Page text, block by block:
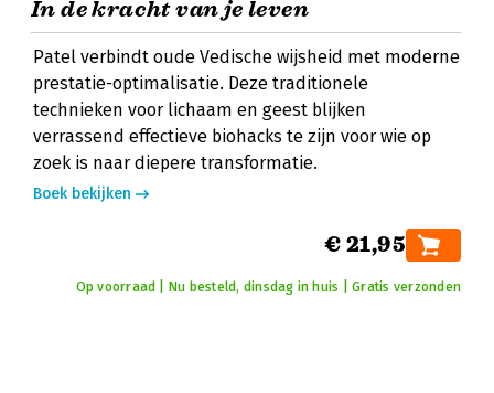
In de kracht van je leven
Patel verbindt oude Vedische wijsheid met moderne
prestatie-optimalisatie. Deze traditionele
technieken voor lichaam en geest blijken
verrassend effectieve biohacks te zijn voor wie op
zoek is naar diepere transformatie.
Boek bekijken
€ 21,95
Op voorraad | Nu besteld, dinsdag in huis | Gratis verzonden